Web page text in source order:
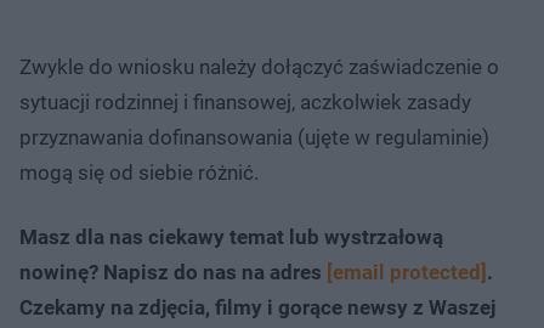
Zwykle do wniosku należy dołączyć zaświadczenie o
sytuacji rodzinnej i finansowej, aczkolwiek zasady
przyznawania dofinansowania (ujęte w regulaminie)
mogą się od siebie różnić.
Masz dla nas ciekawy temat lub wystrzałową
nowinę? Napisz do nas na adres [email protected] .
Czekamy na zdjęcia, filmy i gorące newsy z Waszej